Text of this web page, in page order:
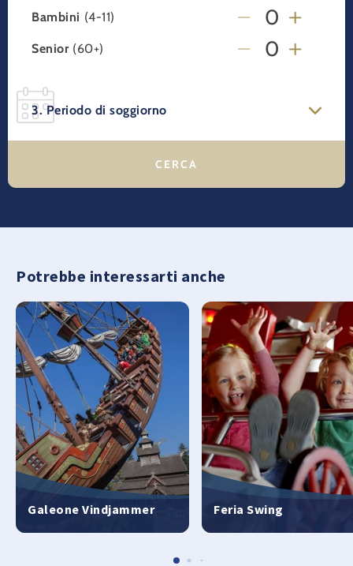
Bambini (4-11)
Senior (60+)
3. Periodo di soggiorno
Potrebbe interessarti anche
Galeone Vindjammer Feria Swing